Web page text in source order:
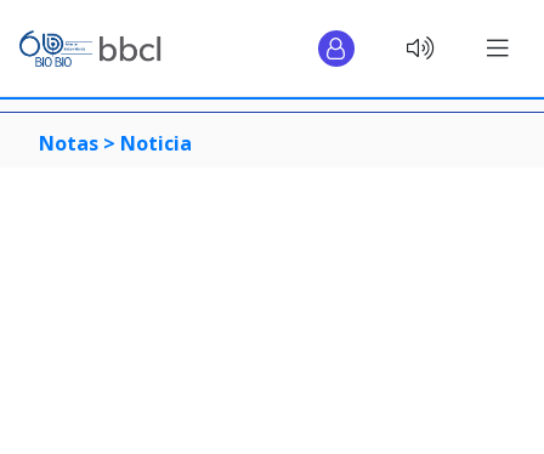
Notas > Noticia